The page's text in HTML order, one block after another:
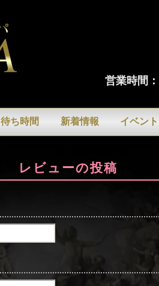
営業時間：
待ち時間 新着情報 イベント
レビューの投稿